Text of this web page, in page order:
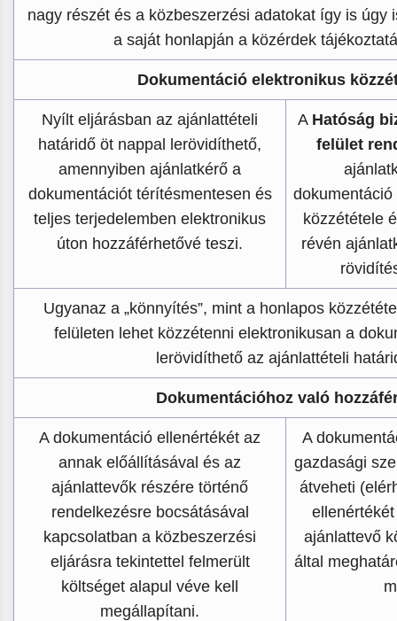
nagy részét és a közbeszerzési adatokat így is úgy
a saját honlapján a közérdek
Dokumentáció elektronikus
Nyílt eljárásban az ajánlattételi
határidő öt nappal lerövidíthető,
amennyiben ajánlatkérő a
dokumentációt térítésmentesen és
teljes terjedelemben elektronikus
úton hozzáférhetővé teszi.
A Hatóság
felület
közzététele
révén
Ugyanaz a „könnyítés”, mint a honlapos
felületen lehet közzétenni elektronikusan a
lerövidíthető az ajánlattételi
Dokumentációhoz való
A dokumentáció ellenértékét az
annak előállításával és az
ajánlattevők részére történő
rendelkezésre bocsátásával
kapcsolatban a közbeszerzési
eljárásra tekintettel felmerült
költséget alapul véve kell
megállapítani.
A
gazdasági
átveheti
ajánlattevő
által